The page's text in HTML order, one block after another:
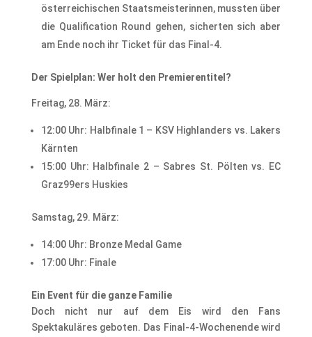
österreichischen Staatsmeisterinnen, mussten über
die Qualification Round gehen, sicherten sich aber
am Ende noch ihr Ticket für das Final-4.
Der Spielplan: Wer holt den Premierentitel?
Freitag, 28. März:
12:00 Uhr: Halbfinale 1 – KSV Highlanders vs. Lakers
Kärnten
15:00 Uhr: Halbfinale 2 – Sabres St. Pölten vs. EC
Graz99ers Huskies
Samstag, 29. März:
14:00 Uhr: Bronze Medal Game
17:00 Uhr: Finale
Ein Event für die ganze Familie
Doch nicht nur auf dem Eis wird den Fans
Spektakuläres geboten. Das Final-4-Wochenende wird